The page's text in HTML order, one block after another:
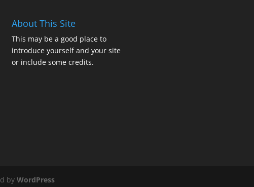
About This Site
This may be a good place to
introduce yourself and your site
or include some credits.
byWordPress